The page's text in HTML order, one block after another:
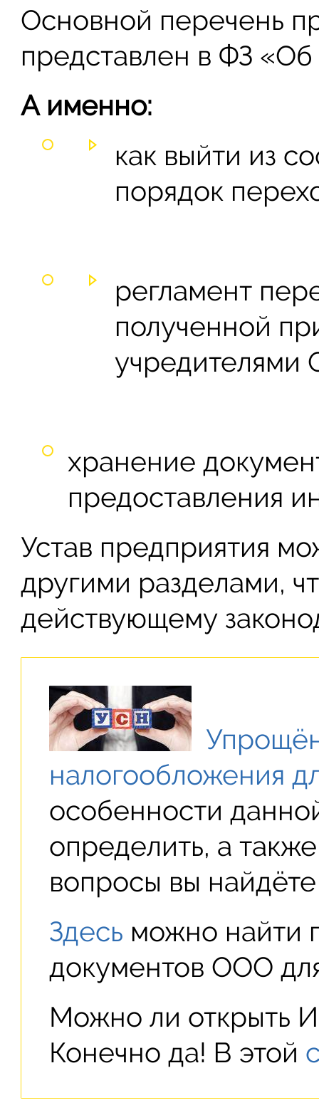
Основной перечень
представлен в ФЗ
А именно:
как выйти из
порядок
регламент
полученной
учредителями
хранение
предоставления
Устав предприятия
другими разделами,
действующему
налогообложения
особенности
определить, а
вопросы вы
Здесь можно найти
документов ООО
Можно ли открыть
Конечно да! В этой